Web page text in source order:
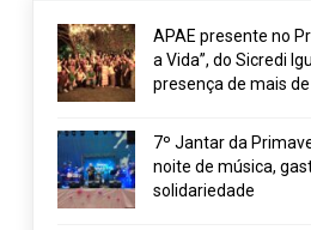
APAE presente no
a Vida”, do Sicredi
presença de mais
7º Jantar da
noite de música,
solidariedade